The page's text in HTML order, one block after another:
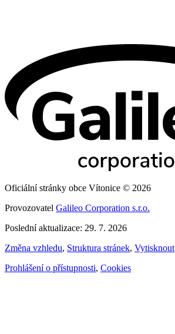
Oficiální stránky obce Vítonice © 2026
Provozovatel Galileo Corporation s.r.o.
Poslední aktualizace: 29. 7. 2026
Změna vzhledu, Struktura stránek, Vytisknout
Prohlášení o přístupnosti, Cookies